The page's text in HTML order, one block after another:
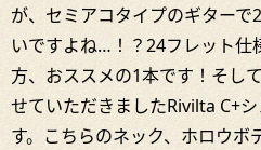
が、セミアコタイプのギター
いですよね…！？24フレット仕
方、おススメの1本です！そし
せていただきましたRivilta C+
す。こちらのネック、ホロウボ